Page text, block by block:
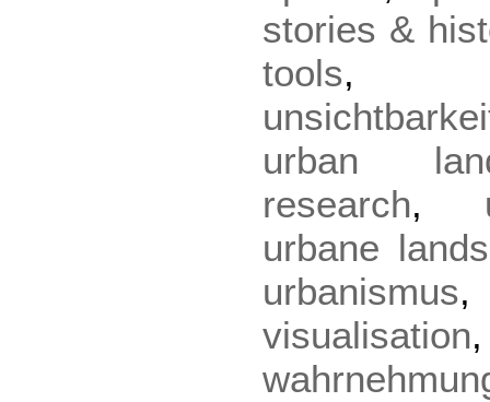
stories &
tools
urban
research,
urbane
urbanismus
visualisation